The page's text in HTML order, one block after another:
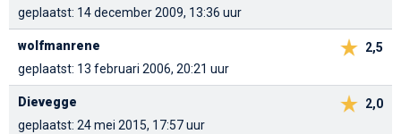
geplaatst: 14 december 2009, 13:36 uur
2,5
wolfmanrene
geplaatst: 13 februari 2006, 20:21 uur
2,0
Dievegge
geplaatst: 24 mei 2015, 17:57 uur